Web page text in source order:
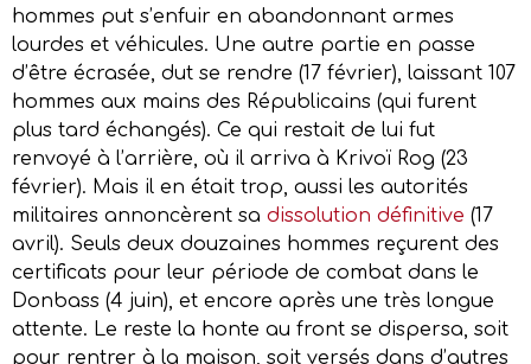
hommes put s’enfuir en abandonnant armes
lourdes et véhicules. Une autre partie en passe
d’être écrasée, dut se rendre (17 février), laissant 107
hommes aux mains des Républicains (qui furent
plus tard échangés). Ce qui restait de lui fut
renvoyé à l’arrière, où il arriva à Krivoï Rog (23
février). Mais il en était trop, aussi les autorités
militaires annoncèrent sa dissolution définitive (17
avril). Seuls deux douzaines hommes reçurent des
certificats pour leur période de combat dans le
Donbass (4 juin), et encore après une très longue
attente. Le reste la honte au front se dispersa, soit
pour rentrer à la maison, soit versés dans d’autres